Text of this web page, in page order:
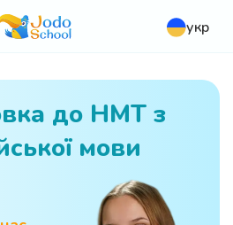
укр
до НМТ з
мови